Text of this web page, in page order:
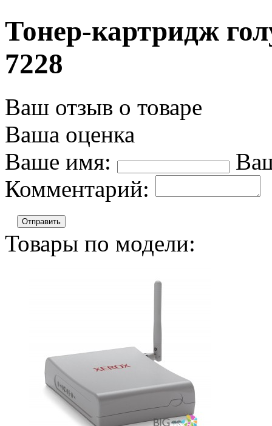
Тонер-картридж
7228
Ваш отзыв о товаре
Ваша оценка
Ваше имя:
Комментарий:
Отправить
Товары по модели: